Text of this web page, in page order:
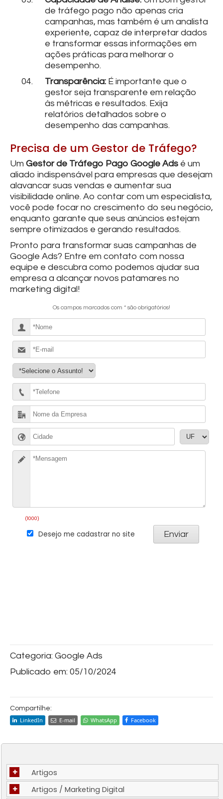
de tráfego pago não apenas cria
campanhas, mas também é um analista
experiente, capaz de interpretar dados
e transformar essas informações em
ações práticas para melhorar o
desempenho.
Transparência: É importante que o
gestor seja transparente em relação
às métricas e resultados. Exija
relatórios detalhados sobre o
desempenho das campanhas.
Precisa de um Gestor de Tráfego?
Um Gestor de Tráfego Pago Google Ads é um
aliado indispensável para empresas que desejam
alavancar suas vendas e aumentar sua
visibilidade online. Ao contar com um especialista,
você pode focar no crescimento do seu negócio,
enquanto garante que seus anúncios estejam
sempre otimizados e gerando resultados.
Pronto para transformar suas campanhas de
Google Ads? Entre em contato com nossa
equipe e descubra como podemos ajudar sua
empresa a alcançar novos patamares no
marketing digital!
Categoria: Google Ads
Publicado em: 05/10/2024
Compartilhe:
LinkedIn E-mail WhatsApp Facebook
+ Artigos
+ Artigos / Marketing Digital